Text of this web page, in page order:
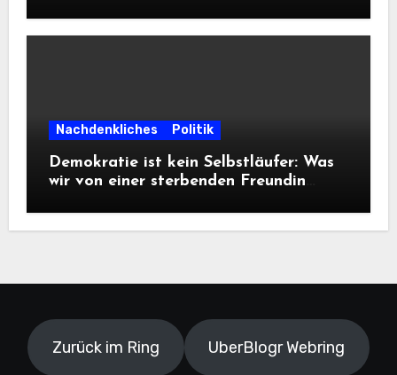
Informationsfreiheit!
Nachdenkliches Politik
Demokratie ist kein Selbstläufer: Was
wir von einer sterbenden Freundin
Zurück im Ring UberBlogr Webring